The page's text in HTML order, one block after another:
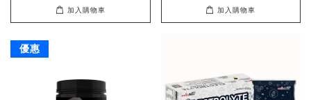
加入購物車 加入購物車
優惠